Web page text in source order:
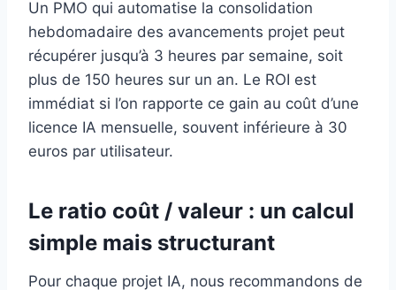
Un PMO qui automatise la consolidation
hebdomadaire des avancements projet peut
récupérer jusqu’à 3 heures par semaine, soit
plus de 150 heures sur un an. Le ROI est
immédiat si l’on rapporte ce gain au coût d’une
licence IA mensuelle, souvent inférieure à 30
euros par utilisateur.
Le ratio coût / valeur : un calcul
simple mais structurant
Pour chaque projet IA, nous recommandons de